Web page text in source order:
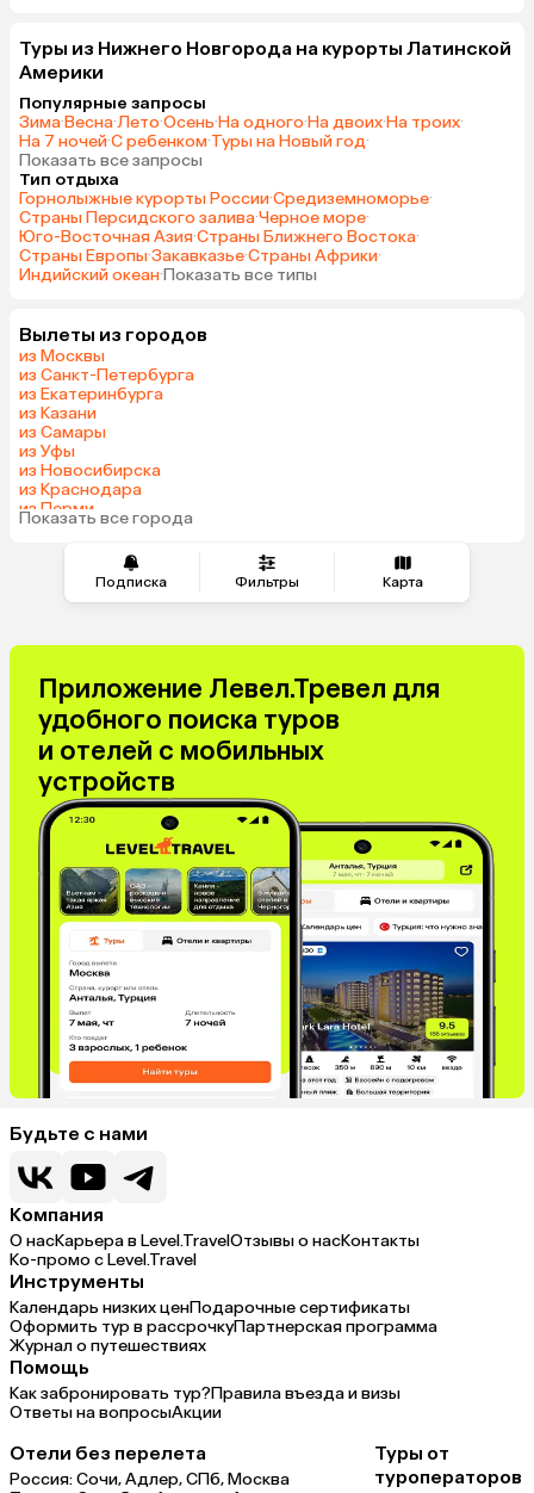
Подписка Фильтры Карта
Туры из Нижнего Новгорода на курорты Латинской
Америки
Популярные запросы
Зима·Весна·Лето·Осень·На одного·На двоих·На троих·
На 7 ночей·С ребенком·Туры на Новый год·
Показать все запросы
Тип отдыха
Горнолыжные курорты России·Средиземноморье·
Страны Персидского залива·Черное море·
Юго-Восточная Азия·Страны Ближнего Востока·
Страны Европы·Закавказье·Страны Африки·
Индийский океан·Показать все типы
Вылеты из городов
из Москвы
из Санкт-Петербурга
из Екатеринбурга
из Казани
из Самары
из Уфы
из Новосибирска
из Краснодара
из Перми
из Сочи
Показать все города
Приложение Левел.Тревел для
удобного поиска туров
и отелей с мобильных
устройств
Будьте с нами
Компания
О насКарьера в Level.TravelОтзывы о насКонтакты
Ко-промо с Level.Travel
Инструменты
Календарь низких ценПодарочные сертификаты
Оформить тур в рассрочкуПартнерская программа
Журнал о путешествиях
Помощь
Как забронировать тур?Правила въезда и визы
Ответы на вопросыАкции
Отели без перелета
Россия:Сочи,Адлер,СПб,Москва
Туры от
туроператоров